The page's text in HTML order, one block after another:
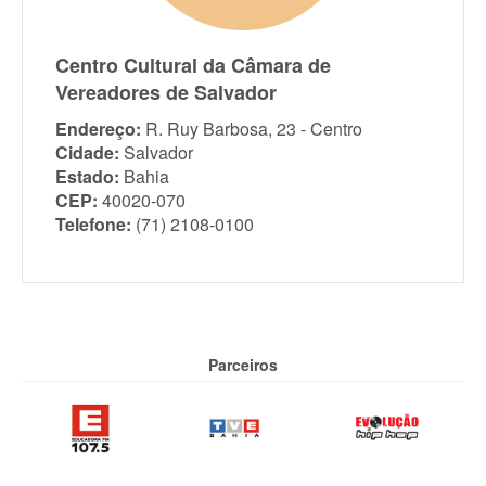
Centro Cultural da Câmara de
Vereadores de Salvador
Endereço: R. Ruy Barbosa, 23 - Centro
Cidade: Salvador
Estado: Bahia
CEP: 40020-070
Telefone: (71) 2108-0100
Parceiros